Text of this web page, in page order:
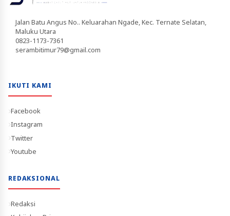
Jalan Batu Angus No.. Keluarahan Ngade, Kec. Ternate Selatan,
Maluku Utara
0823-1173-7361
serambitimur79@gmail.com
IKUTI KAMI
Facebook
Instagram
Twitter
Youtube
REDAKSIONAL
Redaksi